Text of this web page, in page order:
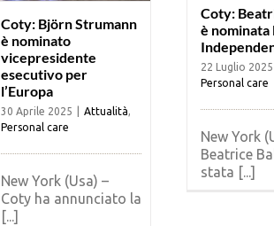
Coty:
è nominata
22 Luglio 2025
Personal care
New York
Beatrice
stata [...]
Coty: Björn Strumann
è nominato
vicepresidente
esecutivo per
l’Europa
30 Aprile 2025 Attualità,
Personal care
New York (Usa) –
Coty ha annunciato la
[...]